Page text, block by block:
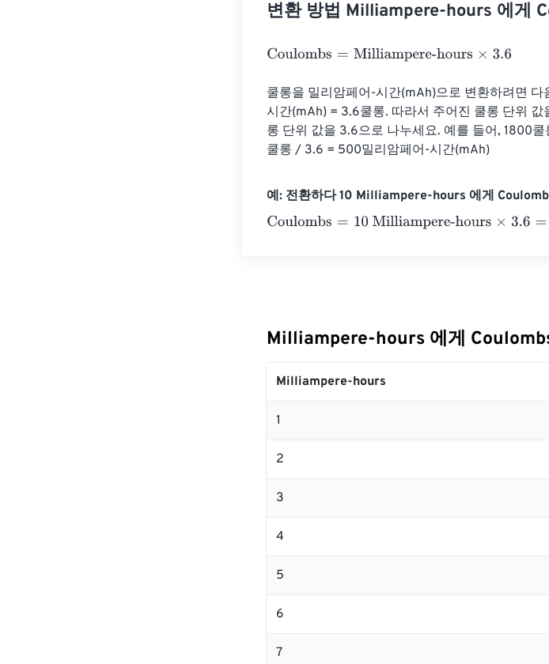
변환 방법 Milliampere-hours 에게
Coulombs= Milliampere-hours×3.6
쿨롱을 밀리암페어-시간(mAh)으로 변환하려면
시간(mAh) = 3.6쿨롱. 따라서 주어진 쿨롱 단위
롱 단위 값을 3.6으로 나누세요. 예를 들어, 1800
쿨롱 / 3.6 = 500밀리암페어-시간(mAh)
예: 전환하다 10 Milliampere-hours 에게
Coulombs= 10 Milliampere-hours×3.6=36
Milliampere-hours 에게
Milliampere-hours
1
2
3
4
5
6
7